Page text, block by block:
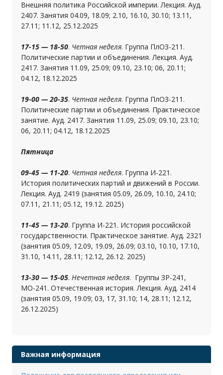
Внешняя политика Российской империи. Лекция. Ауд.
2407. Занятия 04.09, 18.09; 2.10, 16.10, 30.10; 13.11,
27.11; 11.12, 25.12.2025
17-15 — 18-50. Четная неделя. Группа ПлОЗ-211.
Политические партии и объединения. Лекция. Ауд.
2417. Занятия 11.09, 25.09; 09.10, 23.10; 06, 20.11;
04.12, 18.12.2025
19-00 — 20-35. Четная неделя. Группа ПлОЗ-211.
Политические партии и объединения. Практическое
занятие. Ауд. 2417. Занятия 11.09, 25.09; 09.10, 23.10;
06, 20.11; 04.12, 18.12.2025
Пятница
09-45 — 11-20. Четная неделя. Группа И-221.
История политических партий и движений в России.
Лекция. Ауд. 2419 (занятия 05.09, 26.09, 10.10, 24.10;
07.11, 21.11; 05.12, 19.12. 2025)
11-45 — 13-20. Группа И-221. История российской
государственности. Практическое занятие. Ауд. 2321
(занятия 05.09, 12.09, 19.09, 26.09; 03.10, 10.10, 17.10,
31.10, 14.11, 28.11; 12.12, 26.12. 2025)
13-30 — 15-05. Нечетная неделя. Группы ЗР-241,
МО-241. Отечественная история. Лекция. Ауд. 2414
(занятия 05.09, 19.09; 03, 17, 31.10; 14, 28.11; 12.12,
26.12.2025)
Важная информация